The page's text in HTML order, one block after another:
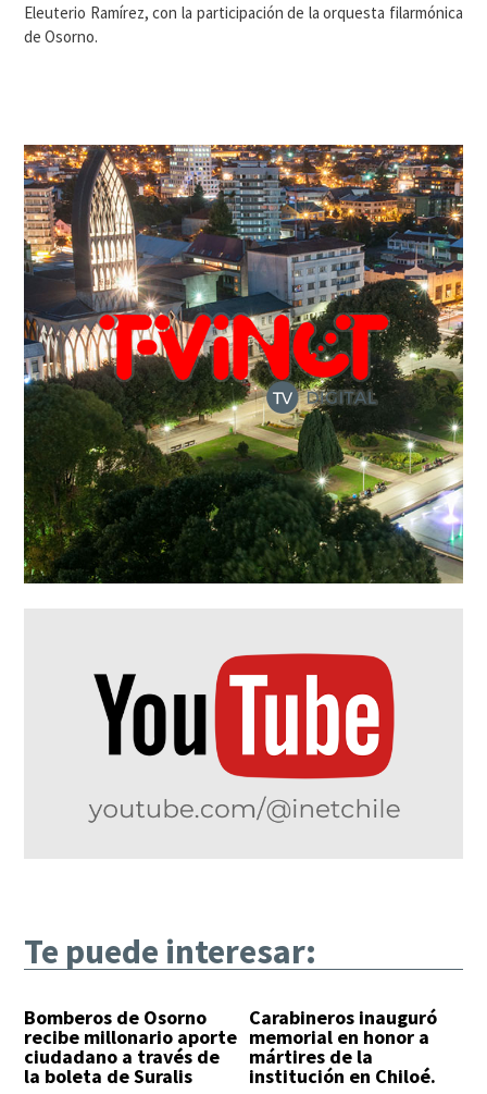
Eleuterio Ramírez, con la participación de la orquesta filarmónica
de Osorno.
Te puede interesar:
Bomberos de Osorno
recibe millonario aporte
ciudadano a través de
la boleta de Suralis
Carabineros inauguró
memorial en honor a
mártires de la
institución en Chiloé.